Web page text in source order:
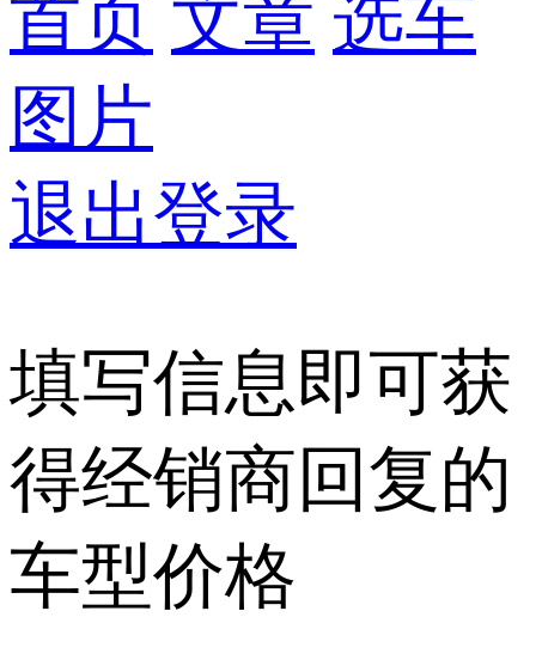
首页 文章 选车
图片
退出登录
填写信息即可获
得经销商回复的
车型价格